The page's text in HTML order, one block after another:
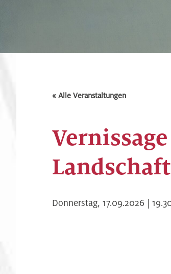
« Alle Veranstaltungen
Donnerstag, 17.09.2026 |